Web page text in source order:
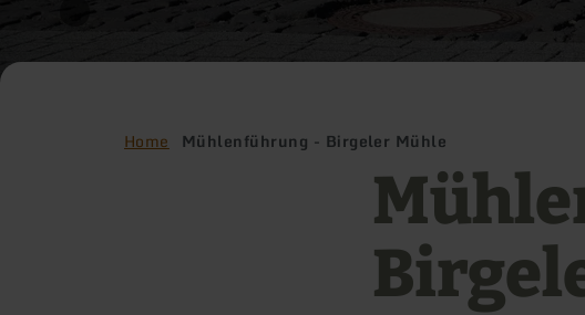
Home Mühlenführung - Birgeler Mühle